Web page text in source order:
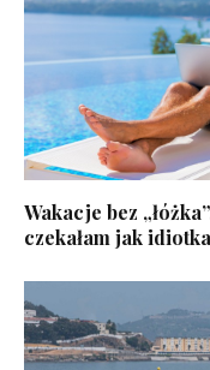
Wakacje bez
czekałam jak